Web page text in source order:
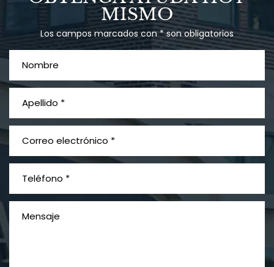
¿Qué es el mesotelioma?
MISMO
Los campos marcados con * son obligatorios